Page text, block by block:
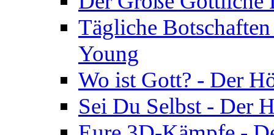
Tägliche
Young
Wo ist Gott? - Der
Sei Du Selbst - Der